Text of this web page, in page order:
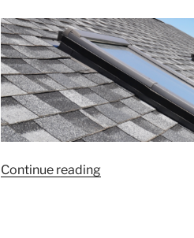
Continue reading« Bien